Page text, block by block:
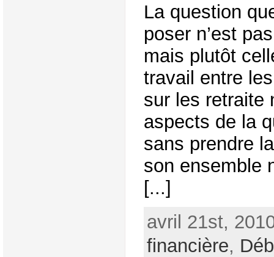
La question
poser n’est
mais plutôt
travail entre
sur les retraite
aspects de la
sans prendre
son ensemble
[...]
avril 21st,
financière,